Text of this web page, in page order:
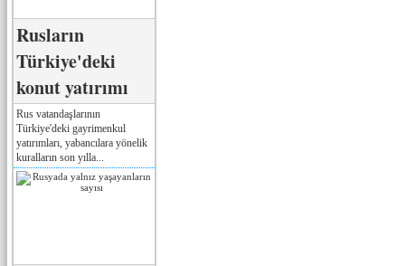
Rusların
Türkiye'deki
konut yatırımı
Rus vatandaşlarının
Türkiye'deki gayrimenkul
yatırımları, yabancılara yönelik
kuralların son yılla...